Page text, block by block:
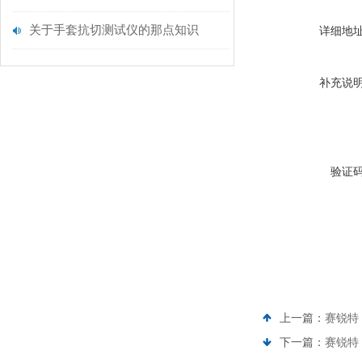
关于手套抗切测试仪的那点知识 详细地
补充说
验证
上一篇： 赛锐特
下一篇： 赛锐特